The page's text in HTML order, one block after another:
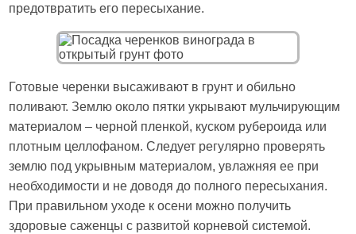
предотвратить его пересыхание.
Готовые черенки высаживают в грунт и обильно
поливают. Землю около пятки укрывают мульчирующим
материалом – черной пленкой, куском рубероида или
плотным целлофаном. Следует регулярно проверять
землю под укрывным материалом, увлажняя ее при
необходимости и не доводя до полного пересыхания.
При правильном уходе к осени можно получить
здоровые саженцы с развитой корневой системой.